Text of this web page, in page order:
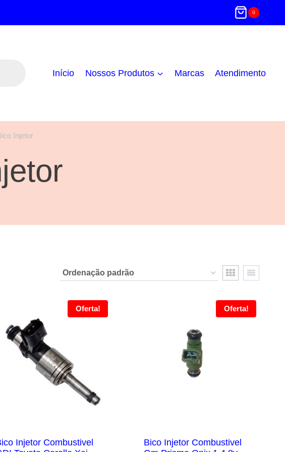
0
Início Nossos Produtos Marcas Atendimento
Injetor
Oferta!
Injetor Combustivel
Oferta!
Bico Injetor Combustivel